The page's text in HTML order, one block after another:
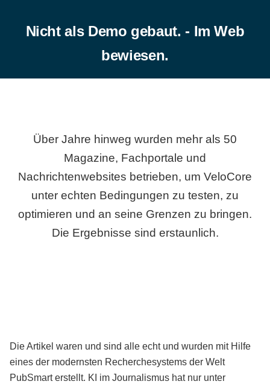
Nicht als Demo gebaut. - Im Web
bewiesen.
Über Jahre hinweg wurden mehr als 50
Magazine, Fachportale und
Nachrichtenwebsites betrieben, um VeloCore
unter echten Bedingungen zu testen, zu
optimieren und an seine Grenzen zu bringen.
Die Ergebnisse sind erstaunlich.
Die Artikel waren und sind alle echt und wurden mit Hilfe
eines der modernsten Recherchesystems der Welt
PubSmart erstellt. KI im Journalismus hat nur unter